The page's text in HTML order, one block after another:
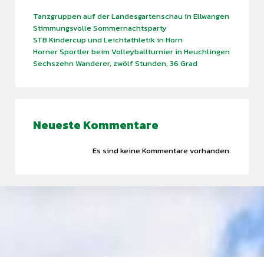
Tanzgruppen auf der Landesgartenschau in Ellwangen
Stimmungsvolle Sommernachtsparty
STB Kindercup und Leichtathletik in Horn
Horner Sportler beim Volleyballturnier in Heuchlingen
Sechszehn Wanderer, zwölf Stunden, 36 Grad
Neueste Kommentare
Es sind keine Kommentare vorhanden.
difference.
GET IN TOUCH